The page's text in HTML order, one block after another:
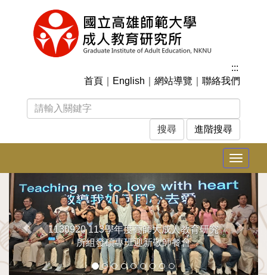
:::
首頁
English 網站導覽 聯絡我們
進階搜尋
Toggle
1130920 113學年度高師大成人教育研究
所組發碩專班迎新敬師餐會
上
一
張
下
一
張